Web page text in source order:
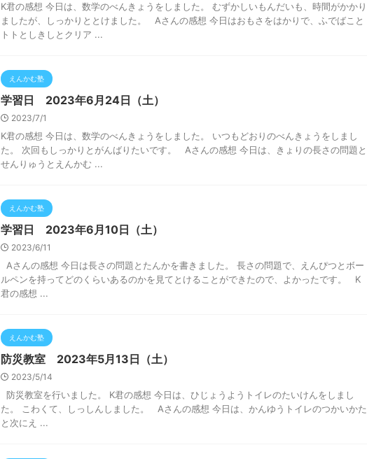
K君の感想 今日は、数学のべんきょうをしました。 むずかしいもんだいも、時間がかかり
ましたが、しっかりととけました。 Aさんの感想 今日はおもさをはかりで、ふでばこと
トトとしきしとクリア ...
えんかむ塾
学習日 2023年6月24日（土）
2023/7/1
K君の感想 今日は、数学のべんきょうをしました。 いつもどおりのべんきょうをしまし
た。 次回もしっかりとがんばりたいです。 Aさんの感想 今日は、きょりの長さの問題と
せんりゅうとえんかむ ...
えんかむ塾
学習日 2023年6月10日（土）
2023/6/11
Aさんの感想 今日は長さの問題とたんかを書きました。 長さの問題で、えんぴつとボー
ルペンを持ってどのくらいあるのかを見てとけることができたので、よかったです。 K
君の感想 ...
えんかむ塾
防災教室 2023年5月13日（土）
2023/5/14
防災教室を行いました。 K君の感想 今日は、ひじょうようトイレのたいけんをしまし
た。 こわくて、しっしんしました。 Aさんの感想 今日は、かんゆうトイレのつかいかた
と次にえ ...